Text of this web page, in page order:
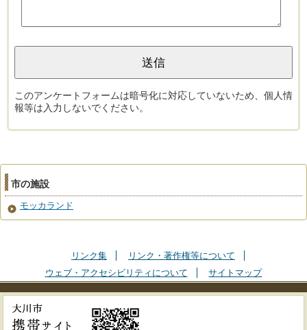
このアンケートフォームは暗号化に対応していないため、個人情
報等は入力しないでください。
市の施設
モッカランド
リンク集
リンク・著作権等について
ウェブ・アクセシビリティについて
サイトマップ